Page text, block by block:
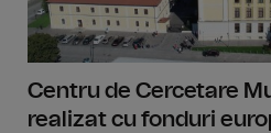
Centru de Cercetare
realizat cu fonduri